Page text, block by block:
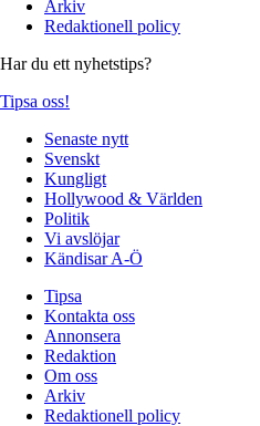
Arkiv
Redaktionell policy
Har du ett nyhetstips?
Tipsa oss!
Senaste nytt
Svenskt
Kungligt
Hollywood & Världen
Politik
Vi avslöjar
Kändisar A-Ö
Tipsa
Kontakta oss
Annonsera
Redaktion
Om oss
Arkiv
Redaktionell policy